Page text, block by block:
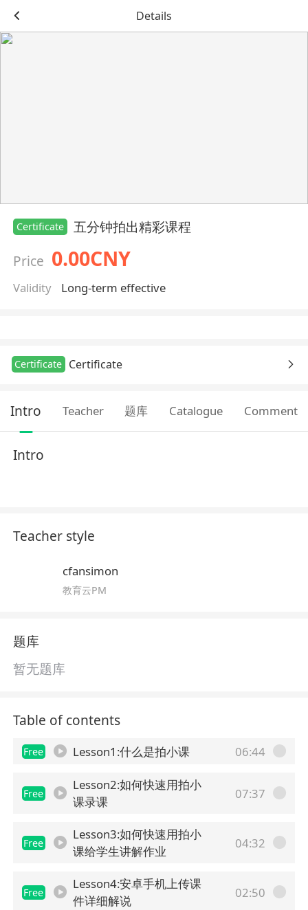
Details
Certificate
五分钟拍出精彩课程
Price 0.00CNY
Validity Long-term effective
Certificate Certificate
Intro Teacher 题库 Catalogue Comment
Intro
Teacher style
cfansimon
教育云PM
题库
暂无题库
Table of contents
Free Lesson1:什么是拍小课 06:44
Free
Lesson2:如何快速用拍小
课录课
07:37
Free
Lesson3:如何快速用拍小
课给学生讲解作业
04:32
Free
Lesson4:安卓手机上传课
件详细解说
02:50